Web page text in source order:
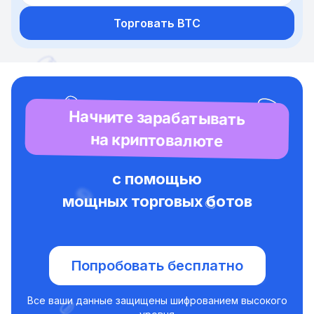
Торговать BTC
Начните зарабатывать
на криптовалюте
с помощью
мощных торговых ботов
Попробовать бесплатно
Все ваши данные защищены шифрованием высокого